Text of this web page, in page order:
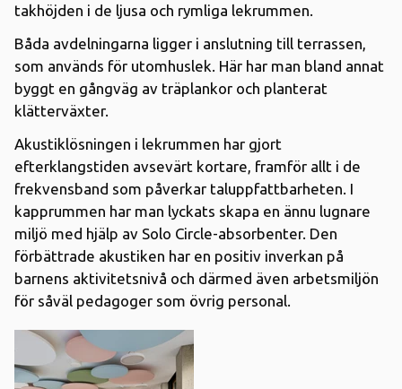
takhöjden i de ljusa och rymliga lekrummen.
Båda avdelningarna ligger i anslutning till terrassen,
som används för utomhuslek. Här har man bland annat
byggt en gångväg av träplankor och planterat
klätterväxter.
Akustiklösningen i lekrummen har gjort
efterklangstiden avsevärt kortare, framför allt i de
frekvensband som påverkar taluppfattbarheten. I
kapprummen har man lyckats skapa en ännu lugnare
miljö med hjälp av Solo Circle-absorbenter. Den
förbättrade akustiken har en positiv inverkan på
barnens aktivitetsnivå och därmed även arbetsmiljön
för såväl pedagoger som övrig personal.